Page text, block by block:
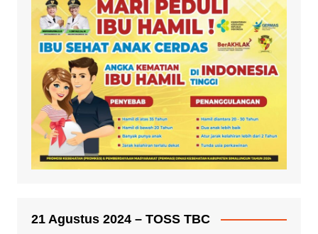
21 Agustus 2024 – TOSS TBC